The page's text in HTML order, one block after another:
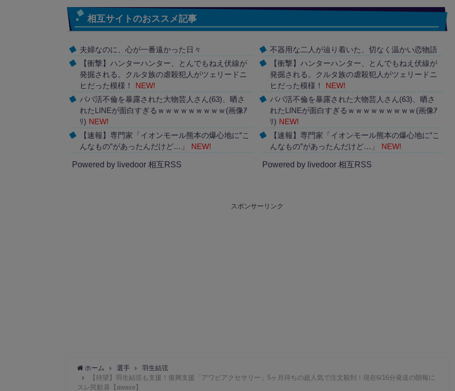
相互サイトのおススメ記事
夫婦なのに、心が一番遠かった日々
【衝撃】ハンターハンター、とんでもねえ伏線が
発掘される。クルタ族の虐殺犯人がツェリードニ
ヒだった模様！
NEW!
パパ活不倫を暴露された大物芸人さん(63)、晒さ
れたLINEが面白すぎるｗｗｗｗｗｗｗｗｗ(画像ｱ
ﾘ) NEW!
【速報】専門家「イオンモール熊本の爆心地に”こ
んなもの”があったんだけど…」
NEW!
Powered by livedoor 相互RSS
不器用な二人が辿り着いた、切なく温かい恋物語
【衝撃】ハンターハンター、とんでもねえ伏線が
発掘される。クルタ族の虐殺犯人がツェリードニ
ヒだった模様！
NEW!
パパ活不倫を暴露された大物芸人さん(63)、晒さ
れたLINEが面白すぎるｗｗｗｗｗｗｗｗｗ(画像ｱ
ﾘ) NEW!
【速報】専門家「イオンモール熊本の爆心地に”こ
んなもの”があったんだけど…」
NEW!
Powered by livedoor 相互RSS
スポンサーリンク
ホーム 選手
羽生結弦
【待望】羽生結弦も支援！復興支援「アワビアクセサリー」5ヶ月待ちの超人気で注文殺到！現在6/16分発送の朗報に
スレ民歓喜【awase】